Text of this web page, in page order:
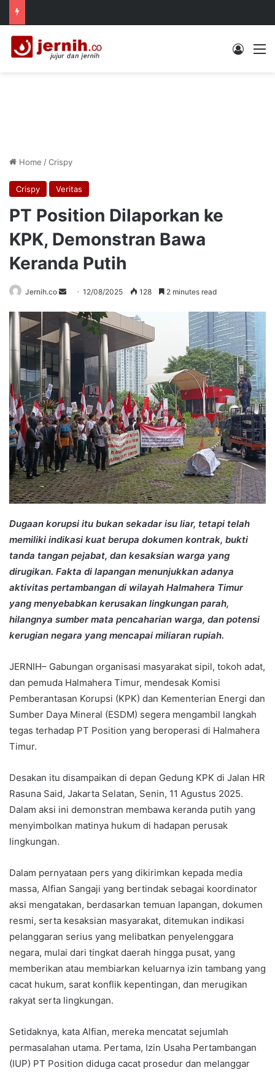
Log In
Home /Crispy
Crispy Veritas
PT Position Dilaporkan ke
KPK, Demonstran Bawa
Keranda Putih
Jernih.co
Send
email
12/08/2025 128 2 minutes read
Dugaan korupsi itu bukan sekadar isu liar, tetapi telah
memiliki indikasi kuat berupa dokumen kontrak, bukti
tanda tangan pejabat, dan kesaksian warga yang
dirugikan. Fakta di lapangan menunjukkan adanya
aktivitas pertambangan di wilayah Halmahera Timur
yang menyebabkan kerusakan lingkungan parah,
hilangnya sumber mata pencaharian warga, dan potensi
kerugian negara yang mencapai miliaran rupiah.
JERNIH– Gabungan organisasi masyarakat sipil, tokoh adat,
dan pemuda Halmahera Timur, mendesak Komisi
Pemberantasan Korupsi (KPK) dan Kementerian Energi dan
Sumber Daya Mineral (ESDM) segera mengambil langkah
tegas terhadap PT Position yang beroperasi di Halmahera
Timur.
Desakan itu disampaikan di depan Gedung KPK di Jalan HR
Rasuna Said, Jakarta Selatan, Senin, 11 Agustus 2025.
Dalam aksi ini demonstran membawa keranda putih yang
menyimbolkan matinya hukum di hadapan perusak
lingkungan.
Dalam pernyataan pers yang dikirimkan kepada media
massa, Alfian Sangaji yang bertindak sebagai koordinator
aksi mengatakan, berdasarkan temuan lapangan, dokumen
resmi, serta kesaksian masyarakat, ditemukan indikasi
pelanggaran serius yang melibatkan penyelenggara
negara, mulai dari tingkat daerah hingga pusat, yang
memberikan atau membiarkan keluarnya izin tambang yang
cacat hukum, sarat konflik kepentingan, dan merugikan
rakyat serta lingkungan.
Setidaknya, kata Alfian, mereka mencatat sejumlah
permasalahan utama. Pertama, Izin Usaha Pertambangan
(IUP) PT Position diduga cacat prosedur dan melanggar